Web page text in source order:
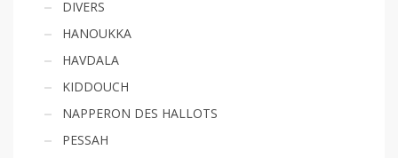
DIVERS
HANOUKKA
HAVDALA
KIDDOUCH
NAPPERON DES HALLOTS
PESSAH